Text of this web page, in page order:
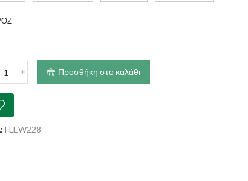
Προσθήκη στο καλάθι
FLEW228